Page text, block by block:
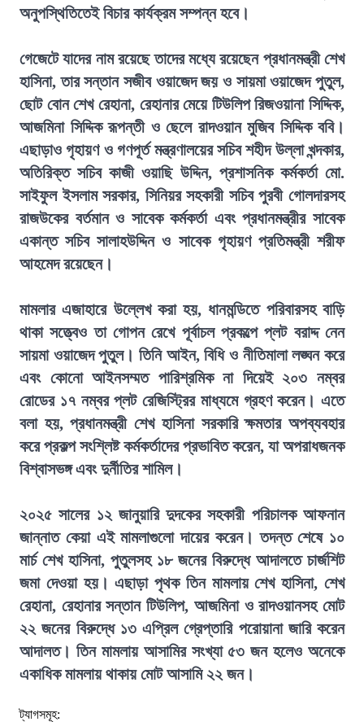
অনুপস্থিতিতেই বিচার কার্যক্রম সম্পন্ন হবে।
গেজেটে যাদের নাম রয়েছে তাদের মধ্যে রয়েছেন প্রধানমন্ত্রী শেখ
হাসিনা, তার সন্তান সজীব ওয়াজেদ জয় ও সায়মা ওয়াজেদ পুতুল,
ছোট বোন শেখ রেহানা, রেহানার মেয়ে টিউলিপ রিজওয়ানা সিদ্দিক,
আজমিনা সিদ্দিক রূপন্তী ও ছেলে রাদওয়ান মুজিব সিদ্দিক ববি।
এছাড়াও গৃহায়ণ ও গণপূর্ত মন্ত্রণালয়ের সচিব শহীদ উল্লা খন্দকার,
অতিরিক্ত সচিব কাজী ওয়াছি উদ্দিন, প্রশাসনিক কর্মকর্তা মো.
সাইফুল ইসলাম সরকার, সিনিয়র সহকারী সচিব পুরবী গোলদারসহ
রাজউকের বর্তমান ও সাবেক কর্মকর্তা এবং প্রধানমন্ত্রীর সাবেক
একান্ত সচিব সালাহউদ্দিন ও সাবেক গৃহায়ণ প্রতিমন্ত্রী শরীফ
আহমেদ রয়েছেন।
মামলার এজাহারে উল্লেখ করা হয়, ধানমন্ডিতে পরিবারসহ বাড়ি
থাকা সত্ত্বেও তা গোপন রেখে পূর্বাচল প্রকল্পে প্লট বরাদ্দ নেন
সায়মা ওয়াজেদ পুতুল। তিনি আইন, বিধি ও নীতিমালা লঙ্ঘন করে
এবং কোনো আইনসম্মত পারিশ্রমিক না দিয়েই ২০৩ নম্বর
রোডের ১৭ নম্বর প্লট রেজিস্ট্রির মাধ্যমে গ্রহণ করেন। এতে
বলা হয়, প্রধানমন্ত্রী শেখ হাসিনা সরকারি ক্ষমতার অপব্যবহার
করে প্রকল্প সংশ্লিষ্ট কর্মকর্তাদের প্রভাবিত করেন, যা অপরাধজনক
বিশ্বাসভঙ্গ এবং দুর্নীতির শামিল।
২০২৫ সালের ১২ জানুয়ারি দুদকের সহকারী পরিচালক আফনান
জান্নাত কেয়া এই মামলাগুলো দায়ের করেন। তদন্ত শেষে ১০
মার্চ শেখ হাসিনা, পুতুলসহ ১৮ জনের বিরুদ্ধে আদালতে চার্জশিট
জমা দেওয়া হয়। এছাড়া পৃথক তিন মামলায় শেখ হাসিনা, শেখ
রেহানা, রেহানার সন্তান টিউলিপ, আজমিনা ও রাদওয়ানসহ মোট
২২ জনের বিরুদ্ধে ১৩ এপ্রিল গ্রেপ্তারি পরোয়ানা জারি করেন
আদালত। তিন মামলায় আসামির সংখ্যা ৫৩ জন হলেও অনেকে
একাধিক মামলায় থাকায় মোট আসামি ২২ জন।
ট্যাগসমূহ: